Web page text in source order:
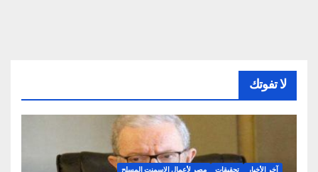
لا تفوتك
آخر الأخبار تحقيقات مصر لأعمال الاسمنت المسلح